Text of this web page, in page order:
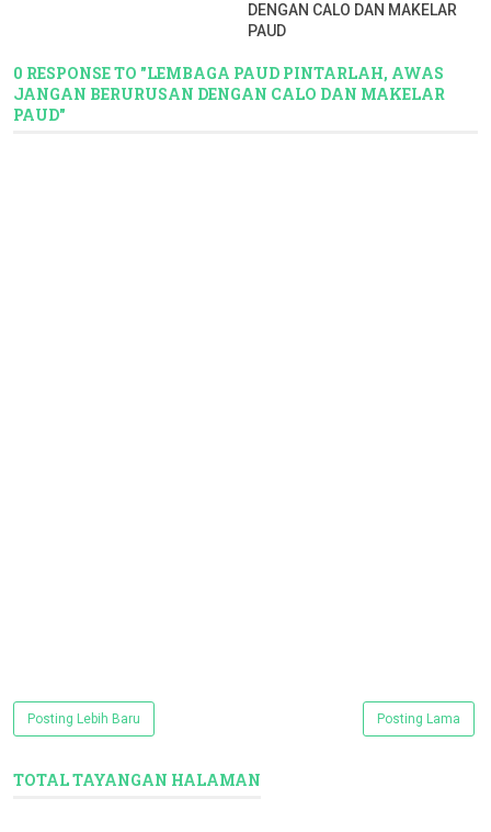
DENGAN CALO DAN MAKELAR
PAUD
0 RESPONSE TO "LEMBAGA PAUD PINTARLAH, AWAS
JANGAN BERURUSAN DENGAN CALO DAN MAKELAR
PAUD"
Posting Lebih Baru Posting Lama
TOTAL TAYANGAN HALAMAN